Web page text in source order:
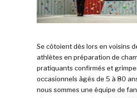
Se côtoient dès lors en voisins
athlètes en préparation de
pratiquants confirmés et
occasionnels âgés de 5 à 80
nous sommes une équipe de